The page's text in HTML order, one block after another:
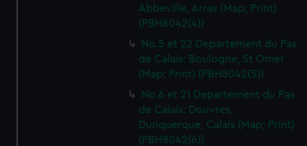
Abbeville, Arras (Map; Print)
(PBH8042(4))
No.5 et 22 Departement du Pas
de Calais: Boulogne, St Omer
(Map; Print) (PBH8042(5))
No.6 et 21 Departement du Pas
de Calais: Douvres,
Dunquerque, Calais (Map; Print)
(PBH8042(6))